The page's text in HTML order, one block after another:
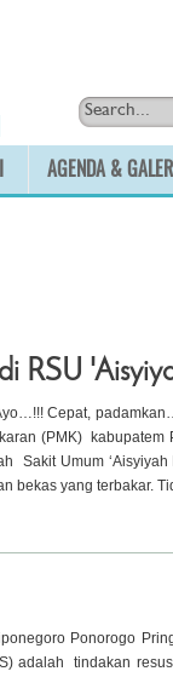
AGENDA &
RSU
Cepat,
(PMK)
Sakit Umum
bekas yang terbakar.
Ponorogo
adalah tindakan